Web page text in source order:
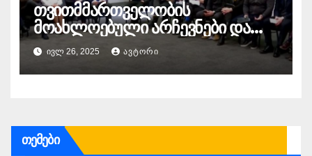
თვითმმართველობის
მოახლოებული არჩევნები და
დაბნეული ოპოზიცია.
„ქრონიკის“ სიუჟეტი
ᲘᲕᲚ 26, 2025 ᲐᲕᲢᲝᲠᲘ
თემები